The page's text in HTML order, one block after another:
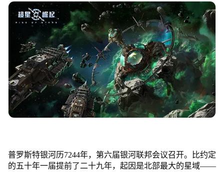
普罗斯特银河历7244年，第六届银河联邦会议召开。比约定
的五十年一届提前了二十九年，起因是北部最大的星域——